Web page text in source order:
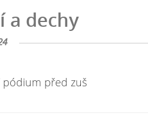
a dechy
pódium před zuš